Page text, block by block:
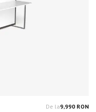
De la9,990 RON